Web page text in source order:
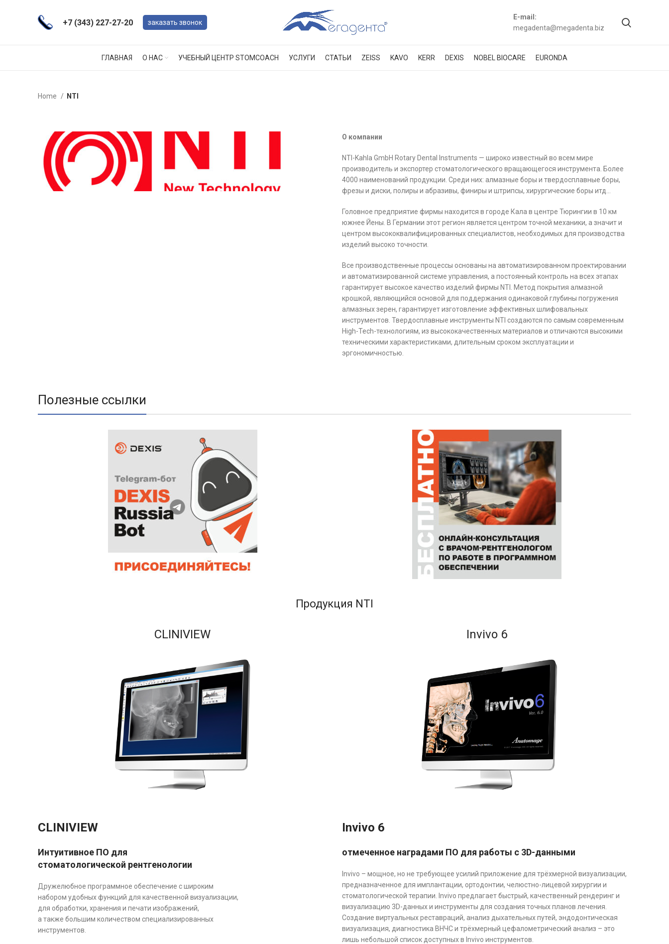
+7 (343) 227-27-20 заказать звонок
E-mail:
megadenta@megadenta.biz
ГЛАВНАЯ О НАС УЧЕБНЫЙ ЦЕНТР STOMCOACH УСЛУГИ СТАТЬИ ZEISS KAVO KERR DEXIS NOBEL BIOCARE EURONDA
Home NTI
О компании
NTI-Kahla GmbH Rotary Dental Instruments — широко известный во всем мире
производитель и экспортер стоматологического вращающегося инструмента. Более
4000 наименований продукции. Среди них: алмазные боры и твердосплавные боры,
фрезы и диски, полиры и абразивы, финиры и штрипсы, хирургические боры итд…
Головное предприятие фирмы находится в городе Кала в центре Тюрингии в 10 км
южнее Йены. В Германии этот регион является центром точной механики, а значит и
центром высококвалифицированных специалистов, необходимых для производства
изделий высоко точности.
Все производственные процессы основаны на автоматизированном проектировании
и автоматизированной системе управления, а постоянный контроль на всех этапах
гарантирует высокое качество изделий фирмы NTI. Метод покрытия алмазной
крошкой, являющийся основой для поддержания одинаковой глубины погружения
алмазных зерен, гарантирует изготовление эффективных шлифовальных
инструментов. Твердосплавные инструменты NTI создаются по самым современным
High-Tech-технологиям, из высококачественных материалов и отличаются высокими
техническими характеристиками, длительным сроком эксплуатации и
эргономичностью.
Полезные ссылки
Продукция NTI
CLINIVIEW
CLINIVIEW
Интуитивное ПО для
стоматологической рентгенологии
Дружелюбное программное обеспечение с широким
набором удобных функций для качественной визуализации,
для обработки, хранения и печати изображений,
а также большим количеством специализированных
инструментов.
Invivo 6
Invivo 6
отмеченное наградами ПО для работы с 3D-данными
Invivo – мощное, но не требующее усилий приложение для трёхмерной визуализации,
предназначенное для имплантации, ортодонтии, челюстно-лицевой хирургии и
стоматологической терапии. Invivo предлагает быстрый, качественный рендеринг и
визуализацию 3D-данных и инструменты для создания точных планов лечения.
Создание виртуальных реставраций, анализ дыхательных путей, эндодонтическая
визуализация, диагностика ВНЧС и трёхмерный цефалометрический анализ – это
лишь небольшой список доступных в Invivo инструментов.